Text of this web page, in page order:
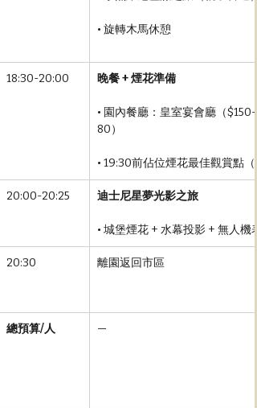
• 旋轉木馬休憩
18:30-20:00 晚餐 + 煙花準備
• 園內餐廳：皇室宴會廳（
80）
• 19:30前佔位煙花最佳觀賞點（
20:00-20:25 迪士尼星夢光影之旅
• 城堡煙花 + 水幕投影 + 無人機
20:30 離園返回市區
總預算/人 —